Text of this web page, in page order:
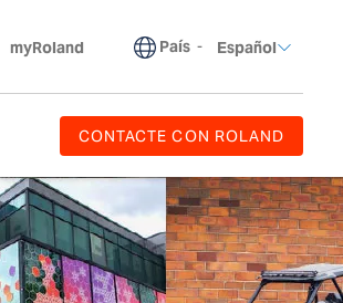
myRoland País - Español
CONTACTE CON ROLAND